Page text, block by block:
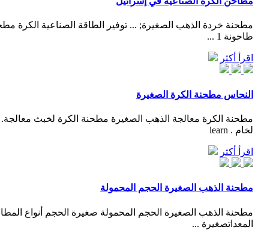
طاحونة 1 ...
اقرأ أكثر
النحاس مطحنة الكرة الصغيرة
لخام . learn
اقرأ أكثر
مطحنة الذهب الصغيرة الحجم المحمولة
مطحنة الذهب الصغيرة الحجم المحمولة صغيرة الحجم أنواع
المعداتصغيرة ...